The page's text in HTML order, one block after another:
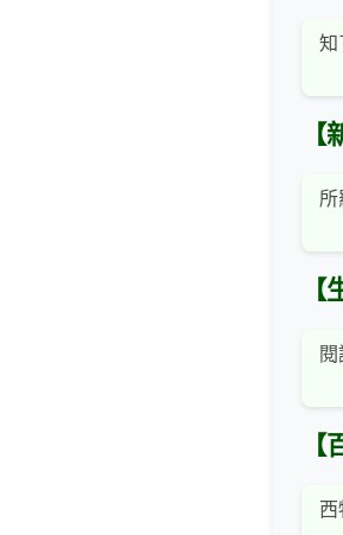
知
【
所
【
【
西